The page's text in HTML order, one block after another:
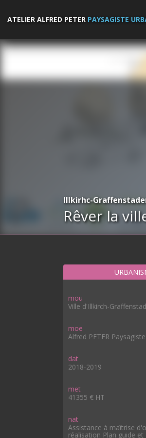
ATELIER ALFRED PETER PAYSAGISTE
Illkirhc-
Rêver la
mou
Ville d'Illkirch-
moe
Alfred PETER
dat
2018-2019
met
41355 € HT
nat
Assistance à maîtrise
réalisation Plan guide et